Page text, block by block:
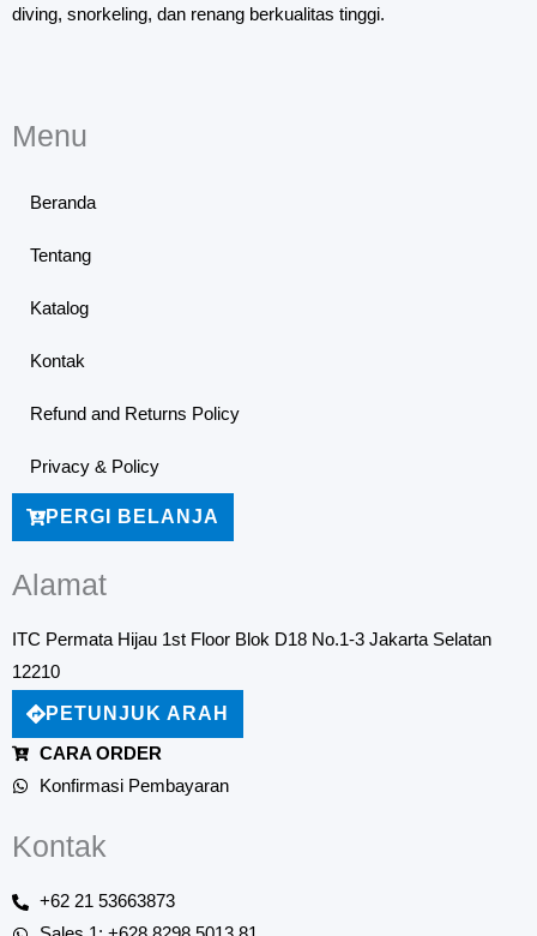
diving, snorkeling, dan renang berkualitas tinggi.
Menu
Beranda
Tentang
Katalog
Kontak
Refund and Returns Policy
Privacy & Policy
PERGI BELANJA
Alamat
ITC Permata Hijau 1st Floor Blok D18 No.1-3 Jakarta Selatan
12210
PETUNJUK ARAH
CARA ORDER
Konfirmasi Pembayaran
Kontak
+62 21 53663873